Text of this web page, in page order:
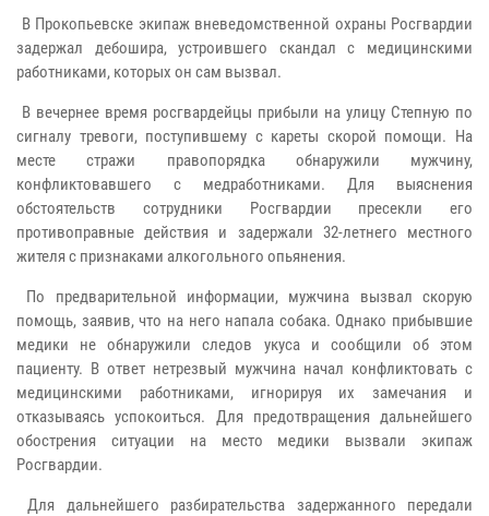
В Прокопьевске экипаж вневедомственной охраны Росгвардии
задержал дебошира, устроившего скандал с медицинскими
работниками, которых он сам вызвал.
В вечернее время росгвардейцы прибыли на улицу Степную по
сигналу тревоги, поступившему с кареты скорой помощи. На
месте стражи правопорядка обнаружили мужчину,
конфликтовавшего с медработниками. Для выяснения
обстоятельств сотрудники Росгвардии пресекли его
противоправные действия и задержали 32-летнего местного
жителя с признаками алкогольного опьянения.
По предварительной информации, мужчина вызвал скорую
помощь, заявив, что на него напала собака. Однако прибывшие
медики не обнаружили следов укуса и сообщили об этом
пациенту. В ответ нетрезвый мужчина начал конфликтовать с
медицинскими работниками, игнорируя их замечания и
отказываясь успокоиться. Для предотвращения дальнейшего
обострения ситуации на место медики вызвали экипаж
Росгвардии.
Для дальнейшего разбирательства задержанного передали